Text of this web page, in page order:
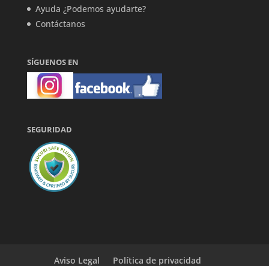
Ayuda ¿Podemos ayudarte?
Contáctanos
SÍGUENOS EN
SEGURIDAD
Aviso Legal Política de privacidad